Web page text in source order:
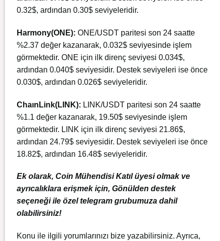
0.32$, ardından 0.30$ seviyeleridir.
Harmony(ONE): ONE/USDT paritesi son 24 saatte
%2.37 değer kazanarak, 0.032$ seviyesinde işlem
görmektedir. ONE için ilk direnç seviyesi 0.034$,
ardından 0.040$ seviyesidir. Destek seviyeleri ise önce
0.030$, ardından 0.026$ seviyeleridir.
ChaınLink(LINK): LINK/USDT paritesi son 24 saatte
%1.1 değer kazanarak, 19.50$ seviyesinde işlem
görmektedir. LINK için ilk direnç seviyesi 21.86$,
ardından 24.79$ seviyesidir. Destek seviyeleri ise önce
18.82$, ardından 16.48$ seviyeleridir.
Ek olarak, Coin Mühendisi Katıl üyesi olmak ve
ayrıcalıklara erişmek için, Gönülden destek
seçeneği ile özel telegram grubumuza dahil
olabilirsiniz!
Konu ile ilgili yorumlarınızı bize yazabilirsiniz. Ayrıca,